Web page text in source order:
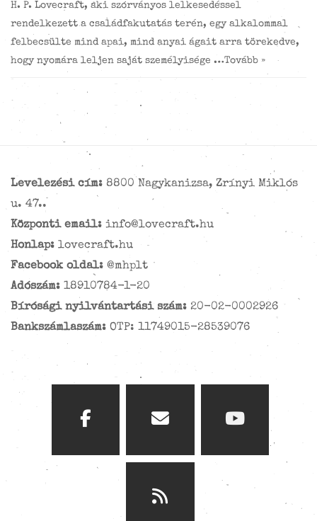
H. P. Lovecraft, aki szórványos lelkesedéssel
rendelkezett a családfakutatás terén, egy alkalommal
felbecsülte mind apai, mind anyai ágait arra törekedve,
hogy nyomára leljen saját személyisége …Tovább »
Levelezési cím: 8800 Nagykanizsa, Zrínyi Miklós
u. 47..
Központi email: info@lovecraft.hu
Honlap: lovecraft.hu
Facebook oldal: @mhplt
Adószám: 18910784-1-20
Bírósági nyilvántartási szám: 20-02-0002926
Bankszámlaszám: OTP: 11749015-28539076